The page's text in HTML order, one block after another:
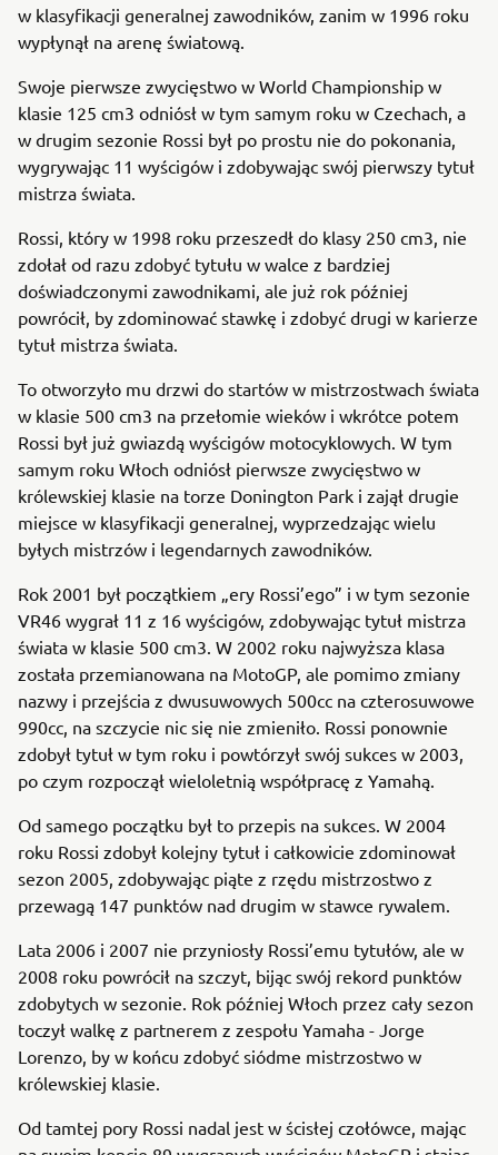
w klasyfikacji generalnej zawodników, zanim w 1996 roku
wypłynął na arenę światową.
Swoje pierwsze zwycięstwo w World Championship w
klasie 125 cm3 odniósł w tym samym roku w Czechach, a
w drugim sezonie Rossi był po prostu nie do pokonania,
wygrywając 11 wyścigów i zdobywając swój pierwszy tytuł
mistrza świata.
Rossi, który w 1998 roku przeszedł do klasy 250 cm3, nie
zdołał od razu zdobyć tytułu w walce z bardziej
doświadczonymi zawodnikami, ale już rok później
powrócił, by zdominować stawkę i zdobyć drugi w karierze
tytuł mistrza świata.
To otworzyło mu drzwi do startów w mistrzostwach świata
w klasie 500 cm3 na przełomie wieków i wkrótce potem
Rossi był już gwiazdą wyścigów motocyklowych. W tym
samym roku Włoch odniósł pierwsze zwycięstwo w
królewskiej klasie na torze Donington Park i zajął drugie
miejsce w klasyfikacji generalnej, wyprzedzając wielu
byłych mistrzów i legendarnych zawodników.
Rok 2001 był początkiem „ery Rossi’ego” i w tym sezonie
VR46 wygrał 11 z 16 wyścigów, zdobywając tytuł mistrza
świata w klasie 500 cm3. W 2002 roku najwyższa klasa
została przemianowana na MotoGP, ale pomimo zmiany
nazwy i przejścia z dwusuwowych 500cc na czterosuwowe
990cc, na szczycie nic się nie zmieniło. Rossi ponownie
zdobył tytuł w tym roku i powtórzył swój sukces w 2003,
po czym rozpoczął wieloletnią współpracę z Yamahą.
Od samego początku był to przepis na sukces. W 2004
roku Rossi zdobył kolejny tytuł i całkowicie zdominował
sezon 2005, zdobywając piąte z rzędu mistrzostwo z
przewagą 147 punktów nad drugim w stawce rywalem.
Lata 2006 i 2007 nie przyniosły Rossi’emu tytułów, ale w
2008 roku powrócił na szczyt, bijąc swój rekord punktów
zdobytych w sezonie. Rok później Włoch przez cały sezon
toczył walkę z partnerem z zespołu Yamaha - Jorge
Lorenzo, by w końcu zdobyć siódme mistrzostwo w
królewskiej klasie.
Od tamtej pory Rossi nadal jest w ścisłej czołówce, mając